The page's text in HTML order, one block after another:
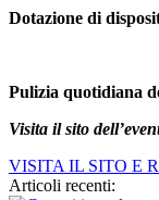
Dotazione di
Pulizia quotidiana
Visita il sito
VISITA IL SITO E
Articoli recenti: